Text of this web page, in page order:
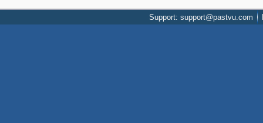
Support: support@pastvu.com